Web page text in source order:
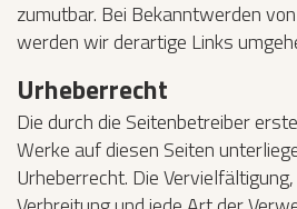
zumutbar. Bei Bekanntwerden
werden wir derartige Links
Urheberrecht
Die durch die Seitenbetreiber
Werke auf diesen Seiten
Urheberrecht. Die